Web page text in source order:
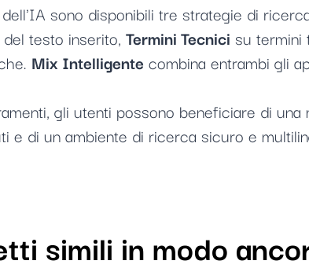
sono disponibili tre strategie di
testo inserito, Termini Tecnici su termini
Mix Intelligente combina entrambi gli
gli utenti possono beneficiare di
e di un ambiente di ricerca sicuro e
simili in modo